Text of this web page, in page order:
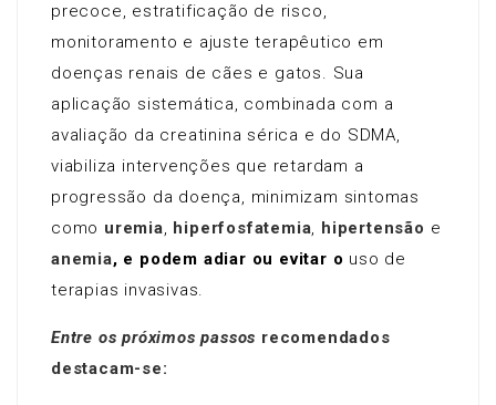
precoce, estratificação de risco,
monitoramento e ajuste terapêutico em
doenças renais de cães e gatos. Sua
aplicação sistemática, combinada com a
avaliação da creatinina sérica e do SDMA,
viabiliza intervenções que retardam a
progressão da doença, minimizam sintomas
como uremia, hiperfosfatemia, hipertensão e
anemia, e podem adiar ou evitar o uso de
terapias invasivas.
Entre os próximos passos recomendados
destacam-se: